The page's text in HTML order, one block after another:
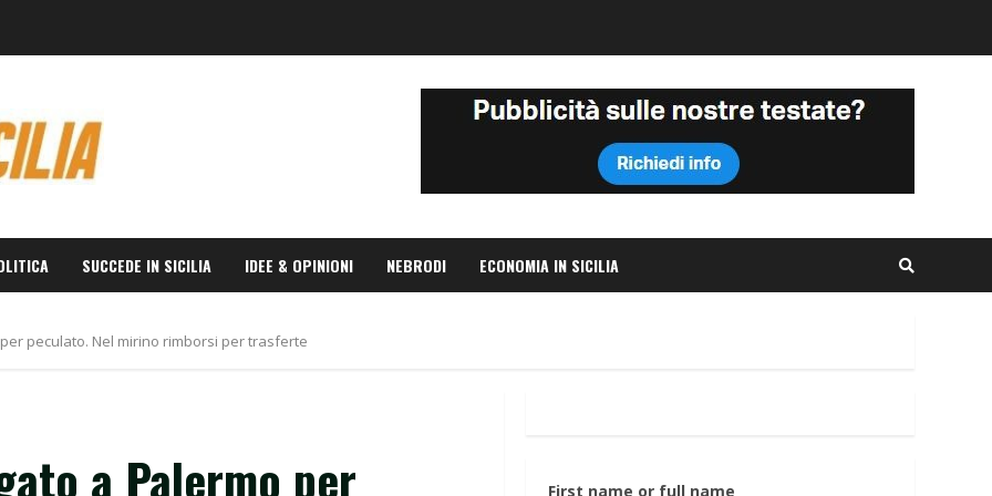
SUCCEDE IN SICILIA IDEE & OPINIONI NEBRODI ECONOMIA IN SICILIA
peculato. Nel mirino rimborsi per trasferte
a Palermo per
First name or full name